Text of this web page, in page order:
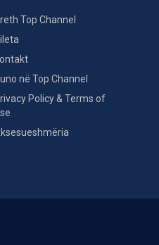
Top Channel
në Top Channel
Policy & Terms of